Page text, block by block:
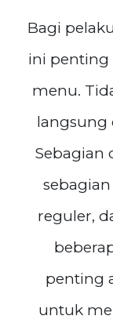
Bagi
ini
menu.
langsung
Sebagian
reguler,
penting
untuk